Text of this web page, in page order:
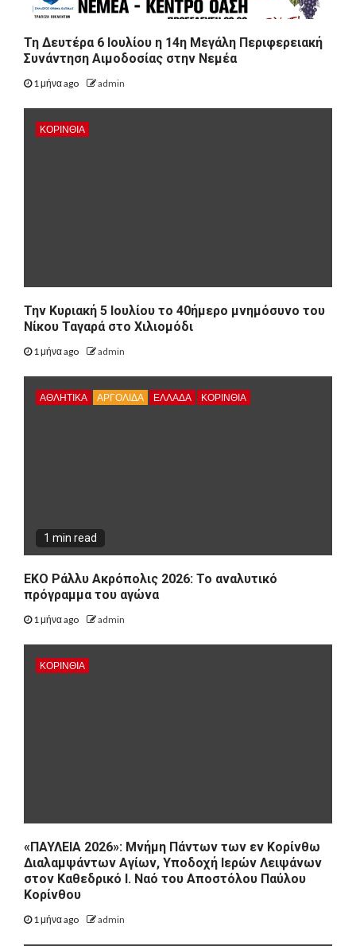
Τη Δευτέρα 6 Ιουλίου η 14η Μεγάλη Περιφερειακή
Συνάντηση Αιμοδοσίας στην Νεμέα
1 μήνα ago admin
ΚΟΡΙΝΘΊΑ
Την Κυριακή 5 Ιουλίου το 40ήμερο μνημόσυνο του
Νίκου Ταγαρά στο Χιλιομόδι
1 μήνα ago admin
ΑΘΛΗΤΙΚΑ ΑΡΓΟΛΙΔΑ ΕΛΛΑΔΑ ΚΟΡΙΝΘΊΑ
1 min read
ΕΚΟ Ράλλυ Ακρόπολις 2026: Το αναλυτικό
πρόγραμμα του αγώνα
1 μήνα ago admin
ΚΟΡΙΝΘΊΑ
«ΠΑΥΛΕΙΑ 2026»: Μνήμη Πάντων των εν Κορίνθω
Διαλαμψάντων Αγίων, Υποδοχή Ιερών Λειψάνων
στον Καθεδρικό Ι. Ναό του Αποστόλου Παύλου
Κορίνθου
1 μήνα ago admin